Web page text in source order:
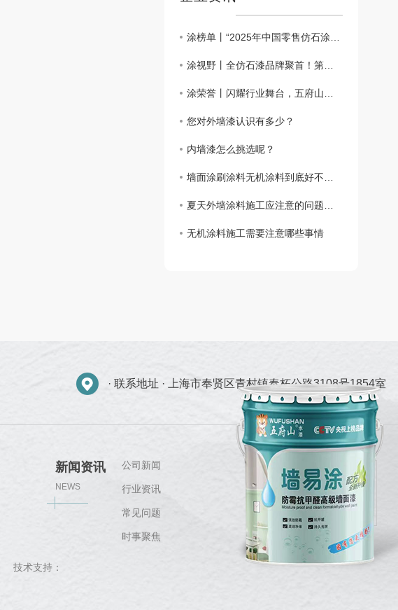
涂榜单丨“2025年中国零售仿石涂料北方30强”榜单出炉
涂视野丨全仿石漆品牌聚首！第二届仿石涂料新质赋能峰会有何魅力？
涂荣誉丨闪耀行业舞台，五府山揽获仿石涂料“北方30强”殊荣
您对外墙漆认识有多少？
内墙漆怎么挑选呢？
墙面涂刷涂料无机涂料到底好不好？
夏天外墙涂料施工应注意的问题都要哪些呢？
无机涂料施工需要注意哪些事情
· 联系地址 · 上海市奉贤区青村镇奉柘公路3108号1854室
新闻资讯
NEWS
公司新闻
行业资讯
常见问题
时事聚焦 关注我们
技术支持：